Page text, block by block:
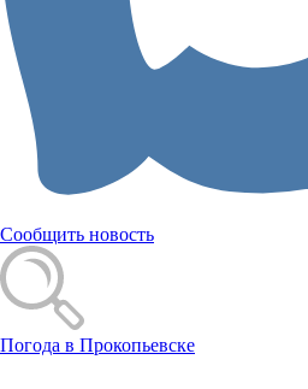
Сообщить новость
Погода в Прокопьевске